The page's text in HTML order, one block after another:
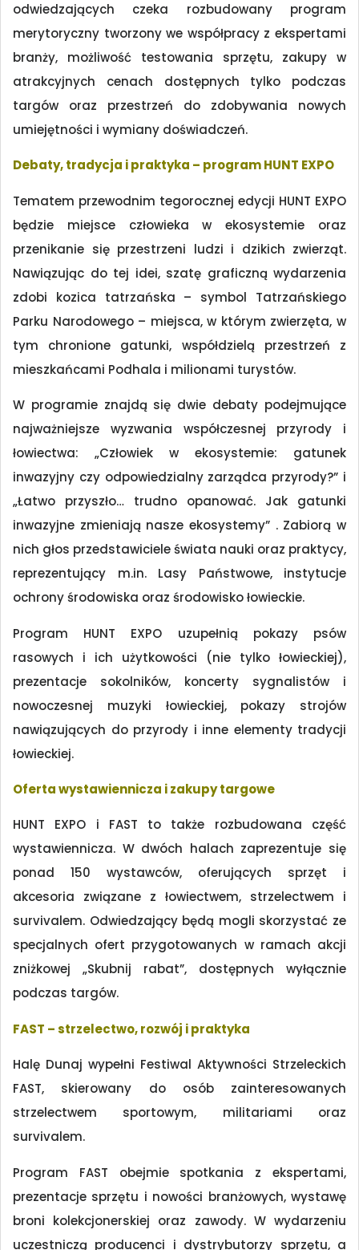
odwiedzających czeka rozbudowany program
merytoryczny tworzony we współpracy z ekspertami
branży, możliwość testowania sprzętu, zakupy w
atrakcyjnych cenach dostępnych tylko podczas
targów oraz przestrzeń do zdobywania nowych
umiejętności i wymiany doświadczeń.
Debaty, tradycja i praktyka – program HUNT EXPO
Tematem przewodnim tegorocznej edycji HUNT EXPO
będzie miejsce człowieka w ekosystemie oraz
przenikanie się przestrzeni ludzi i dzikich zwierząt.
Nawiązując do tej idei, szatę graficzną wydarzenia
zdobi kozica tatrzańska – symbol Tatrzańskiego
Parku Narodowego – miejsca, w którym zwierzęta, w
tym chronione gatunki, współdzielą przestrzeń z
mieszkańcami Podhala i milionami turystów.
W programie znajdą się dwie debaty podejmujące
najważniejsze wyzwania współczesnej przyrody i
łowiectwa: „Człowiek w ekosystemie: gatunek
inwazyjny czy odpowiedzialny zarządca przyrody?” i
„Łatwo przyszło… trudno opanować. Jak gatunki
inwazyjne zmieniają nasze ekosystemy” . Zabiorą w
nich głos przedstawiciele świata nauki oraz praktycy,
reprezentujący m.in. Lasy Państwowe, instytucje
ochrony środowiska oraz środowisko łowieckie.
Program HUNT EXPO uzupełnią pokazy psów
rasowych i ich użytkowości (nie tylko łowieckiej),
prezentacje sokolników, koncerty sygnalistów i
nowoczesnej muzyki łowieckiej, pokazy strojów
nawiązujących do przyrody i inne elementy tradycji
łowieckiej.
Oferta wystawiennicza i zakupy targowe
HUNT EXPO i FAST to także rozbudowana część
wystawiennicza. W dwóch halach zaprezentuje się
ponad 150 wystawców, oferujących sprzęt i
akcesoria związane z łowiectwem, strzelectwem i
survivalem. Odwiedzający będą mogli skorzystać ze
specjalnych ofert przygotowanych w ramach akcji
zniżkowej „Skubnij rabat”, dostępnych wyłącznie
podczas targów.
FAST – strzelectwo, rozwój i praktyka
Halę Dunaj wypełni Festiwal Aktywności Strzeleckich
FAST, skierowany do osób zainteresowanych
strzelectwem sportowym, militariami oraz
survivalem.
Program FAST obejmie spotkania z ekspertami,
prezentacje sprzętu i nowości branżowych, wystawę
broni kolekcjonerskiej oraz zawody. W wydarzeniu
uczestniczą producenci i dystrybutorzy sprzętu, a